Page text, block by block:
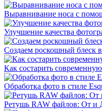
Выравнивание носа с
Улучшение качества
Создаем роскошный блеск
Как состарить
Обработка фото в стиле
Ретушь RAW файлов: От и